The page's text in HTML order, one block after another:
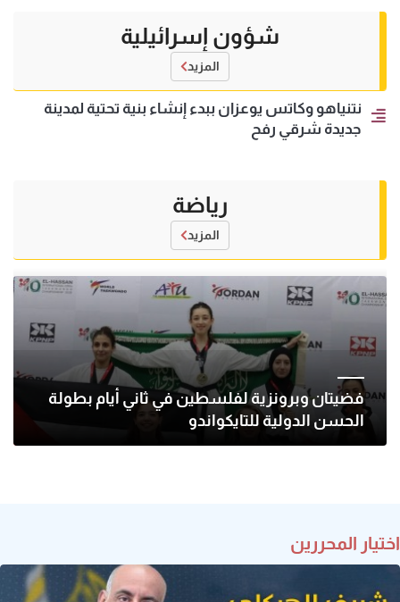
شؤون إسرائيلية
المزيد
نتنياهو وكاتس يوعزان ببدء إنشاء بنية تحتية لمدينة
جديدة شرقي رفح
رياضة
المزيد
فضيتان وبرونزية لفلسطين في ثاني أيام بطولة
الحسن الدولية للتايكواندو
اختيار المحررين